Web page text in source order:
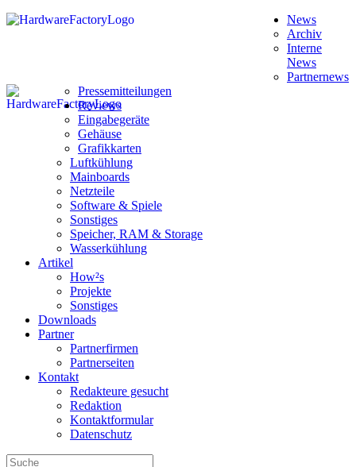
News
Archiv
Interne
News
Partnernews
Pressemitteilungen
Reviews
Eingabegeräte
Gehäuse
Grafikkarten
Luftkühlung
Mainboards
Netzteile
Software & Spiele
Sonstiges
Speicher, RAM & Storage
Wasserkühlung
Artikel
How²s
Projekte
Sonstiges
Downloads
Partner
Partnerfirmen
Partnerseiten
Kontakt
Redakteure gesucht
Redaktion
Kontaktformular
Datenschutz